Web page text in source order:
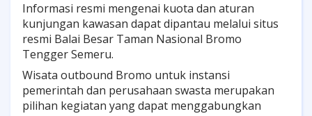
Informasi resmi mengenai kuota dan aturan
kunjungan kawasan dapat dipantau melalui situs
resmi Balai Besar Taman Nasional Bromo
Tengger Semeru.
Wisata outbound Bromo untuk instansi
pemerintah dan perusahaan swasta merupakan
pilihan kegiatan yang dapat menggabungkan